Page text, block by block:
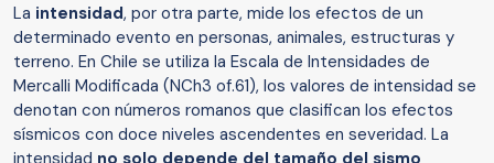
La intensidad, por otra parte, mide los efectos de un
determinado evento en personas, animales, estructuras y
terreno. En Chile se utiliza la Escala de Intensidades de
Mercalli Modificada (NCh3 of.61), los valores de intensidad se
denotan con números romanos que clasifican los efectos
sísmicos con doce niveles ascendentes en severidad. La
intensidad no solo depende del tamaño del sismo